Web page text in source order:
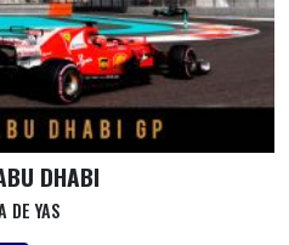
DHABI
DE YAS